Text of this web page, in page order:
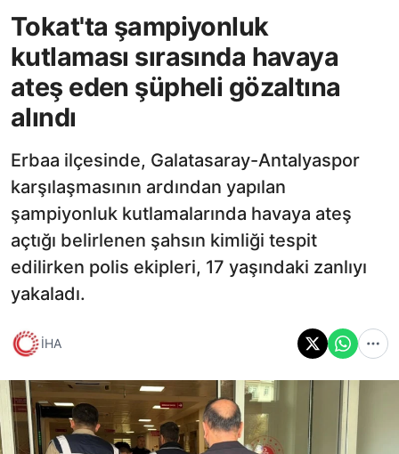
Tokat'ta şampiyonluk
kutlaması sırasında havaya
ateş eden şüpheli gözaltına
alındı
Erbaa ilçesinde, Galatasaray-Antalyaspor
karşılaşmasının ardından yapılan
şampiyonluk kutlamalarında havaya ateş
açtığı belirlenen şahsın kimliği tespit
edilirken polis ekipleri, 17 yaşındaki zanlıyı
yakaladı.
İHA